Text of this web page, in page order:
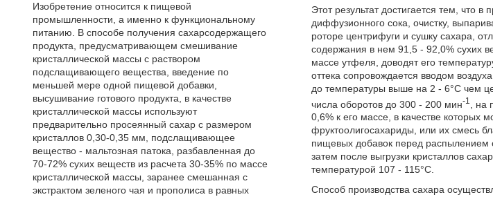
Этот результат достигается тем, что
диффузионного сока, очистку,
роторе центрифуги и сушку сахара,
содержания в нем 91,5 - 92,0% сухих
массе утфеля, доводят его
оттека сопровождается вводом
до температуры выше на 2 - 6°С чем
числа оборотов до 300 - 200 мин-1
,
0,6% к его массе, в качестве которых
фруктоолигосахариды, или их смесь
пищевых добавок перед распылением
затем после выгрузки кристаллов
температурой 107 - 115°С.
Способ производства сахара
Изобретение относится к пищевой
промышленности, а именно к функциональному
питанию. В способе получения сахарсодержащего
продукта, предусматривающем смешивание
кристаллической массы с раствором
подслащивающего вещества, введение по
меньшей мере одной пищевой добавки,
высушивание готового продукта, в качестве
кристаллической массы используют
предварительно просеянный сахар с размером
кристаллов 0,30-0,35 мм, подслащивающее
вещество - мальтозная патока, разбавленная до
70-72% сухих веществ из расчета 30-35% по массе
кристаллической массы, заранее смешанная с
экстрактом зеленого чая и прополиса в равных